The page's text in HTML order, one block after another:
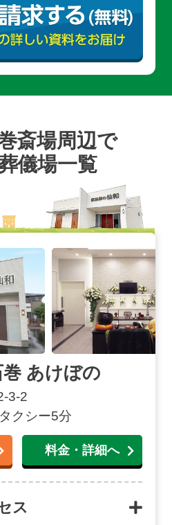
斎場周辺で
儀場一覧
あけぼの
3-2
クシー5分
料金・詳細へ
ス